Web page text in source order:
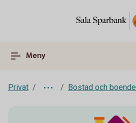
Meny
Privat Bostad och boende